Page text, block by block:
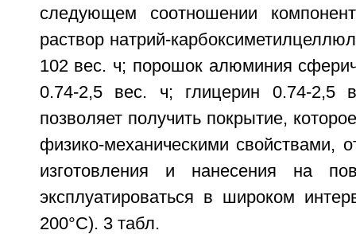
следующем соотношении
раствор натрий-
102 вес. ч; порошок алюминия
0.74-2,5 вес. ч; глицерин 0.74-2,5
позволяет получить покрытие,
физико-механическими свойствами,
изготовления и нанесения на
эксплуатироваться в широком
200°С). 3 табл.